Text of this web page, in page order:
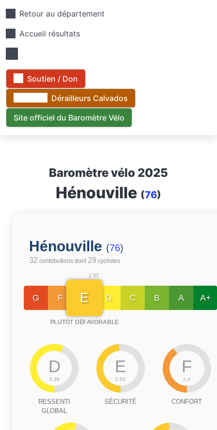
Retour au département
Accueil résultats
Soutien / Don
Dérailleurs Calvados
Site officiel du Baromètre Vélo
Baromètre vélo 2025
Hénouville (76)
Hénouville (76)
32 contributions dont 29 cyclistes
G F
2.97
E
PLUTÔT DÉFAVORABLE
D C B A A+
D
3.39
RESSENTI
GLOBAL
E
2.93
SÉCURITÉ
F
2.4
CONFORT